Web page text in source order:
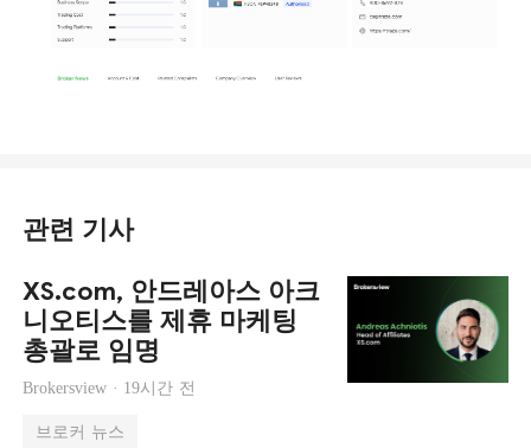
관련 기사
XS.com, 안드레아스 아크
니오티스를 제휴 마케팅
총괄로 임명
Brokersview · 19시간 전
브로커 뉴스